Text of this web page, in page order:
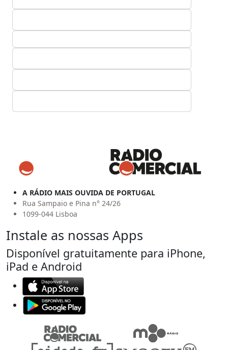
A RÁDIO MAIS OUVIDA DE PORTUGAL
Rua Sampaio e Pina n° 24/26
1099-044 Lisboa
Instale as nossas Apps
Disponível gratuitamente para iPhone,
iPad e Android